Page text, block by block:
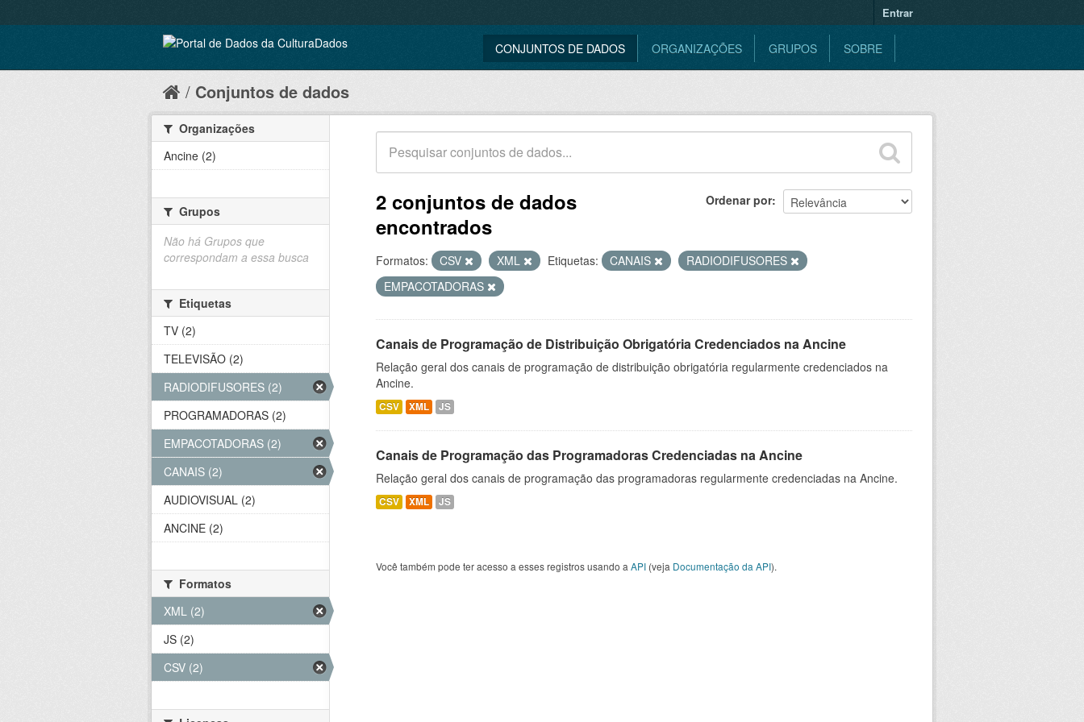
Entrar
CONJUNTOS DE DADOS ORGANIZAÇÕES GRUPOS SOBRE
Conjuntos de dados
Ordenar por
2 conjuntos de dados
encontrados
Formatos: CSV XML Etiquetas: CANAIS
RADIODIFUSORES
EMPACOTADORAS
Canais de Programação de Distribuição Obrigatória Credenciados na Ancine
Relação geral dos canais de programação de distribuição obrigatória regularmente credenciados na
Ancine.
CSV XML JS
Canais de Programação das Programadoras Credenciadas na Ancine
Relação geral dos canais de programação das programadoras regularmente credenciadas na Ancine.
CSV XML JS
Você também pode ter acesso a esses registros usando a API (veja Documentação da API).
Organizações
Ancine (2)
Grupos
Não há Grupos que
correspondam a essa busca
Etiquetas
TV (2)
TELEVISÃO (2)
RADIODIFUSORES (2)
PROGRAMADORAS (2)
EMPACOTADORAS (2)
CANAIS (2)
AUDIOVISUAL (2)
ANCINE (2)
Formatos
XML (2)
JS (2)
CSV (2)